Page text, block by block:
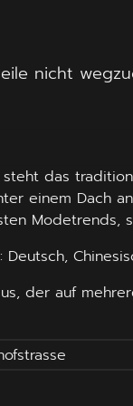
nicht
das
einem Dach
Modetrends,
der auf